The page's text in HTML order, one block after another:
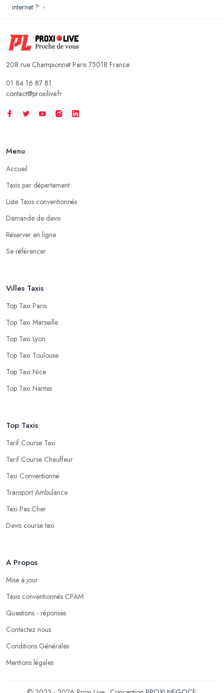
internet ? -
208 rue Championnet Paris 75018 France
01 84 16 87 81
contact@proxilive.fr
Menu
Accueil
Taxis par département
Liste Taxis conventionnés
Demande de devis
Réserver en ligne
Se référencer
Villes Taxis
Top Taxi Paris
Top Taxi Marseille
Top Taxi Lyon
Top Taxi Toulouse
Top Taxi Nice
Top Taxi Nantes
Top Taxis
Tarif Course Taxi
Tarif Course Chauffeur
Taxi Conventionné
Transport Ambulance
Taxi Pas Cher
Devis course taxi
A Propos
Mise à jour
Taxis conventionnés CPAM
Questions - réponses
Contactez nous
Conditions Générales
Mentions légales